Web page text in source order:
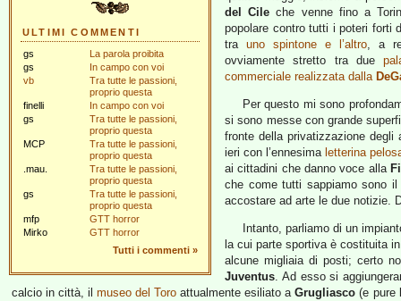
ULTIMI COMMENTI
gs
La parola proibita
gs
In campo con voi
vb
Tra tutte le passioni,
proprio questa
finelli
In campo con voi
gs
Tra tutte le passioni,
proprio questa
MCP
Tra tutte le passioni,
proprio questa
.mau.
Tra tutte le passioni,
proprio questa
gs
Tra tutte le passioni,
proprio questa
mfp
GTT horror
Mirko
GTT horror
Tutti i commenti »
del Cile che venne fino a
popolare contro tutti i poteri forti
tra uno spintone e l’altro, a
ovviamente stretto tra due
commerciale realizzata dalla
Per questo mi sono
si sono messe con grande
fronte della privatizzazione
ieri con l’ennesima letterina
ai cittadini che danno voce alla
che come tutti sappiamo sono
accostare ad arte le due notizie.
Intanto, parliamo di un
la cui parte sportiva è costituita
alcune migliaia di posti; certo
Juventus. Ad esso si
calcio in città, ilmuseo del Toro attualmente esiliato aGrugliasco (e pure